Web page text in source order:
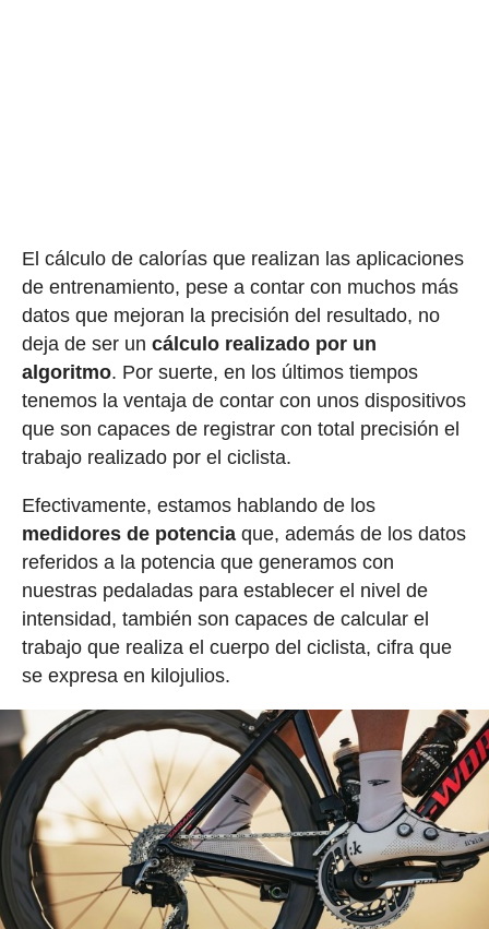
El cálculo de calorías que realizan las aplicaciones
de entrenamiento, pese a contar con muchos más
datos que mejoran la precisión del resultado, no
deja de ser un cálculo realizado por un
algoritmo. Por suerte, en los últimos tiempos
tenemos la ventaja de contar con unos dispositivos
que son capaces de registrar con total precisión el
trabajo realizado por el ciclista.
Efectivamente, estamos hablando de los
medidores de potenciaque, además de los datos
referidos a la potencia que generamos con
nuestras pedaladas para establecer el nivel de
intensidad, también son capaces de calcular el
trabajo que realiza el cuerpo del ciclista, cifra que
se expresa en kilojulios.